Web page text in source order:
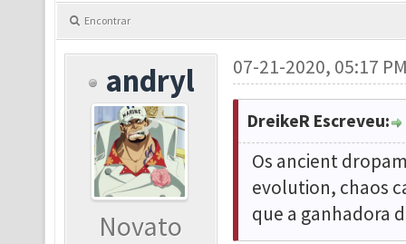
Encontrar
andryl
Novato
07-21-2020, 05:17
DreikeR Escreveu:
Os ancient
evolution, chaos
que a ganhadora